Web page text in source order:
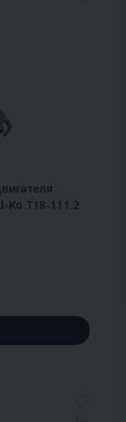
Ko T18-111.2